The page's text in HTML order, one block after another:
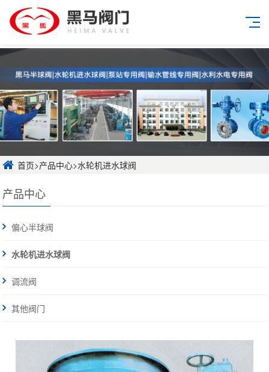
首页>产品中心>水轮机进水球阀
产品中心
偏心半球阀
水轮机进水球阀
调流阀
其他阀门